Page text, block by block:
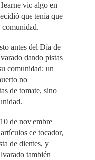
vio algo en
que tenía que
comunidad.
antes del Día de
dando pistas
comunidad: un
no
de tomate, sino
de noviembre
de tocador,
de dientes, y
también